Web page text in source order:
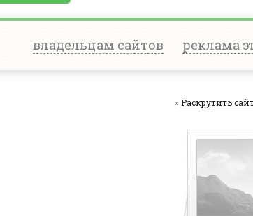
владельцам сайтов реклама
» Раскрутить